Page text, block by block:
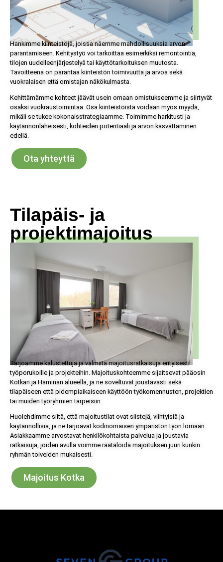
Hankimme kiinteistöjä, joissa näemme mahdollisuuksia arvon
parantamiseen. Kehitystyö voi tarkoittaa esimerkiksi remontointia,
tilojen uudelleenjärjestelyä tai käyttötarkoituksen muutosta.
Tavoitteena on parantaa kiinteistön toimivuutta ja arvoa sekä
vuokralaisen että omistajan näkökulmasta.
Kehittämämme kohteet jäävät usein omaan omistukseemme ja siirtyvät
osaksi vuokraustoimintaa. Osa kiinteistöistä voidaan myös myydä,
mikäli se tukee kokonaisstrategiaamme. Toimimme harkitusti ja
käytännönläheisesti, kohteiden potentiaali ja arvon kasvattaminen
edellä.
Ota yhteyttä
Tilapäis- ja
projektimajoitus
Tarjoamme kalustettuja ja valmiita majoitusratkaisuja erityisesti
työporukoille ja projekteihin. Majoituskohteemme sijaitsevat pääosin
Kotkan ja Haminan alueella, ja ne soveltuvat joustavasti sekä
tilapäiseen että pidempiaikaiseen käyttöön työkomennusten, projektien
tai muiden työryhmien tarpeisiin.
Huolehdimme siitä, että majoitustilat ovat siistejä, viihtyisiä ja
käytännöllisiä, ja ne tarjoavat kodinomaisen ympäristön työn lomaan.
Asiakkaamme arvostavat henkilökohtaista palvelua ja joustavia
ratkaisuja, joiden avulla voimme räätälöidä majoituksen juuri kunkin
ryhmän toiveiden mukaisesti.
Majoitus Kotka